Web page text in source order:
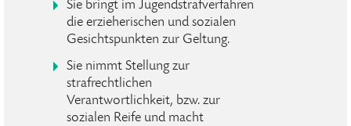
Sie bringt im Jugendstrafverfahren
die erzieherischen und sozialen
Gesichtspunkten zur Geltung.
Sie nimmt Stellung zur
strafrechtlichen
Verantwortlichkeit, bzw. zur
sozialen Reife und macht